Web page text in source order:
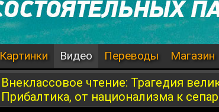
Картинки Видео Переводы Магазин
Внеклассовое чтение: Трагедия
Прибалтика, от национализма к